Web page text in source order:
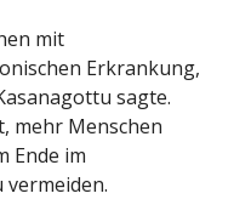
mit
Erkrankung,
sagte.
mehr Menschen
Ende im